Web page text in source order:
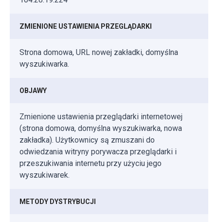
ZMIENIONE USTAWIENIA PRZEGLĄDARKI
Strona domowa, URL nowej zakładki, domyślna
wyszukiwarka.
OBJAWY
Zmienione ustawienia przeglądarki internetowej
(strona domowa, domyślna wyszukiwarka, nowa
zakładka). Użytkownicy są zmuszani do
odwiedzania witryny porywacza przeglądarki i
przeszukiwania internetu przy użyciu jego
wyszukiwarek.
METODY DYSTRYBUCJI